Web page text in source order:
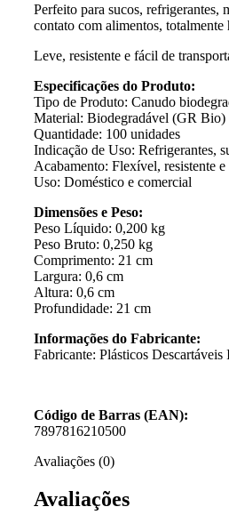
Perfeito para sucos, refrigerantes,
contato com alimentos,
Leve, resistente e fácil de
Especificações do Produto:
Tipo de Produto: Canudo
Material: Biodegradável (GR Bio)
Quantidade: 100 unidades
Indicação de Uso: Refrigerantes,
Acabamento: Flexível, resistente e
Uso: Doméstico e comercial
Dimensões e Peso:
Peso Líquido: 0,200 kg
Peso Bruto: 0,250 kg
Comprimento: 21 cm
Largura: 0,6 cm
Altura: 0,6 cm
Profundidade: 21 cm
Informações do Fabricante:
Fabricante: Plásticos
Código de Barras (EAN):
7897816210500
Avaliações (0)
Avaliações